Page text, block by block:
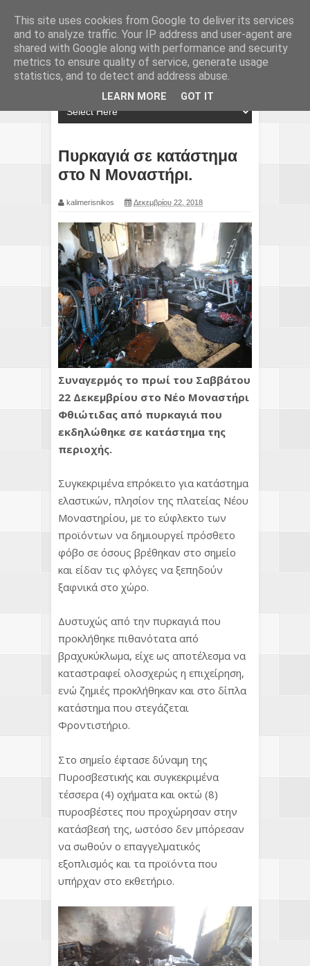
Πυρκαγιά σε κατάστημα
στο Ν Μοναστήρι.
kalimerisnikos Δεκεμβρίου 22, 2018
Συναγερμός το πρωί του Σαββάτου
22 Δεκεμβρίου στο Νέο Μοναστήρι
Φθιώτιδας από πυρκαγιά που
εκδηλώθηκε σε κατάστημα της
περιοχής.
Συγκεκριμένα επρόκειτο για κατάστημα
ελαστικών, πλησίον της πλατείας Νέου
Μοναστηρίου, με το εύφλεκτο των
προϊόντων να δημιουργεί πρόσθετο
φόβο σε όσους βρέθηκαν στο σημείο
και είδαν τις φλόγες να ξεπηδούν
ξαφνικά στο χώρο.
Δυστυχώς από την πυρκαγιά που
προκλήθηκε πιθανότατα από
βραχυκύκλωμα, είχε ως αποτέλεσμα να
καταστραφεί ολοσχερώς η επιχείρηση,
ενώ ζημιές προκλήθηκαν και στο δίπλα
κατάστημα που στεγάζεται
Φροντιστήριο.
Στο σημείο έφτασε δύναμη της
Πυροσβεστικής και συγκεκριμένα
τέσσερα (4) οχήματα και οκτώ (8)
πυροσβέστες που προχώρησαν στην
κατάσβεσή της, ωστόσο δεν μπόρεσαν
να σωθούν ο επαγγελματικός
εξοπλισμός και τα προϊόντα που
υπήρχαν στο εκθετήριο.
This site uses cookies from Google to deliver its services
and to analyze traffic. Your IP address and user-agent are
shared with Google along with performance and security
metrics to ensure quality of service, generate usage
statistics, and to detect and address abuse.
LEARN MORE GOT IT